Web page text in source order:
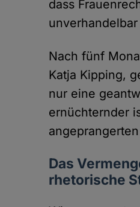
dass
Nach fünf
Katja Kipping,
nur eine
ernüchternder
Das
rhetorische